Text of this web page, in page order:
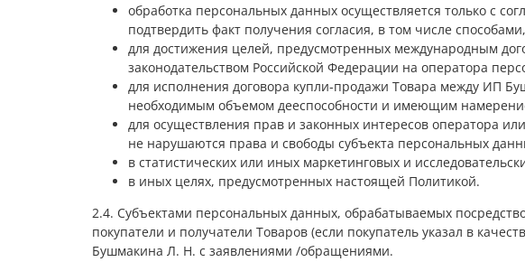
обработка персональных данных осуществляется только с
подтвердить факт получения согласия, в том числе
для достижения целей, предусмотренных международным
законодательством Российской Федерации на оператора
для исполнения договора купли-продажи Товара между ИП
необходимым объемом дееспособности и имеющим
для осуществления прав и законных интересов оператора
не нарушаются права и свободы субъекта персональных
в статистических или иных маркетинговых и
в иных целях, предусмотренных настоящей Политикой.
2.4. Субъектами персональных данных, обрабатываемых
покупатели и получатели Товаров (если покупатель указал в
Бушмакина Л. Н. с заявлениями /обращениями.